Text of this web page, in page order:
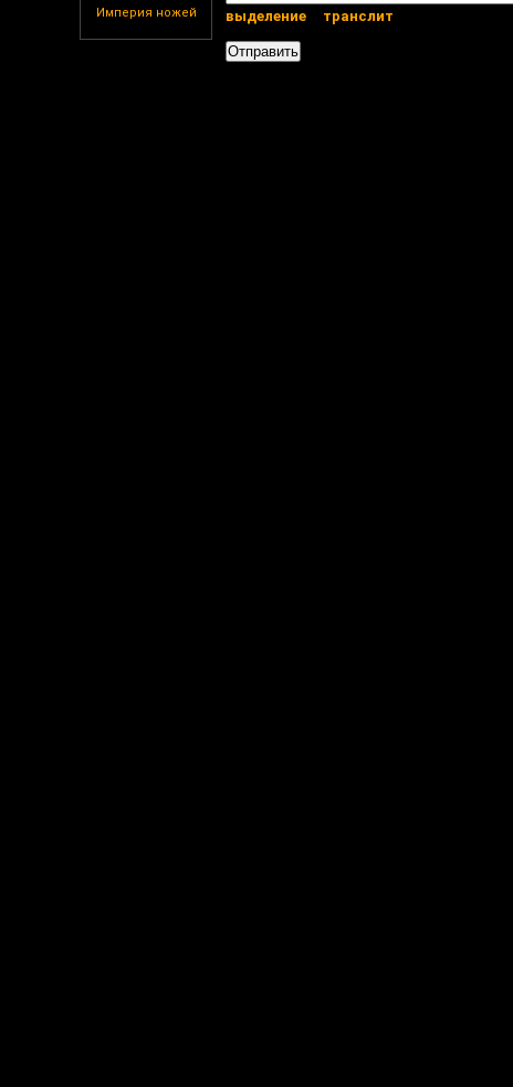
Империя ножей выделение транслит